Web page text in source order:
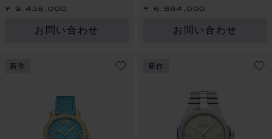
¥ 9,438,000
お問い合わせ
¥ 6,864,000
お問い合わせ
新作 新作